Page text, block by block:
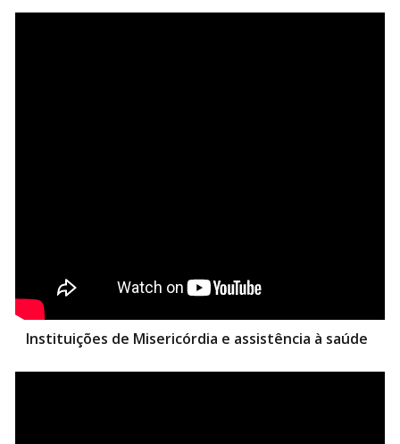
Instituições de Misericórdia e assistência à saúde